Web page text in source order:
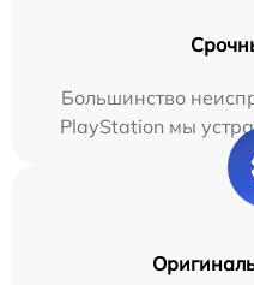
Большинство
PlayStation мы